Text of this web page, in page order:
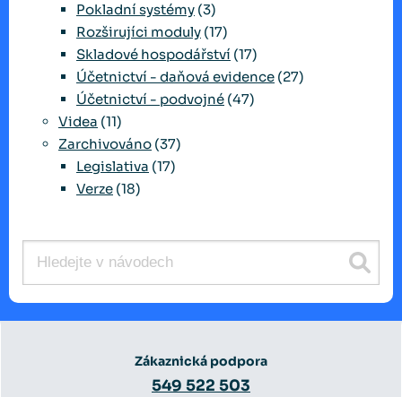
Pokladní systémy (3)
Rozširujíci moduly (17)
Skladové hospodářství (17)
Účetnictví - daňová evidence (27)
Účetnictví - podvojné (47)
Videa (11)
Zarchivováno (37)
Legislativa (17)
Verze (18)
Zákaznická podpora
549 522 503